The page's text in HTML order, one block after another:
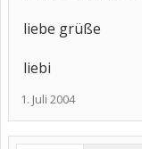
liebe grüße
liebi
1. Juli 2004